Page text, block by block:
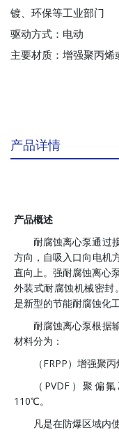
镀、环保等工业部门
驱动方式：电动
主要材质：增强聚丙烯
产品详情
产品概述
耐腐蚀离心泵通过
方向，自吸入口向电机
直向上。强耐腐蚀离心
外装式耐腐蚀机械密封
是新型的节能耐腐蚀化
耐腐蚀离心泵根据
材料分为：
（FRPP）增强聚
（PVDF）聚偏
110℃。
凡是在防爆区域内